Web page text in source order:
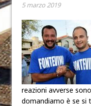
5 marzo 2019
reazioni avverse
domandiamo è se si